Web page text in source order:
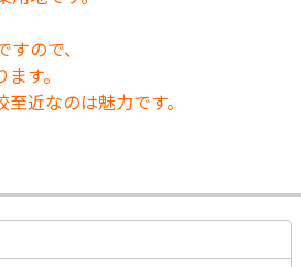
ので、
す。
近なのは魅力です。